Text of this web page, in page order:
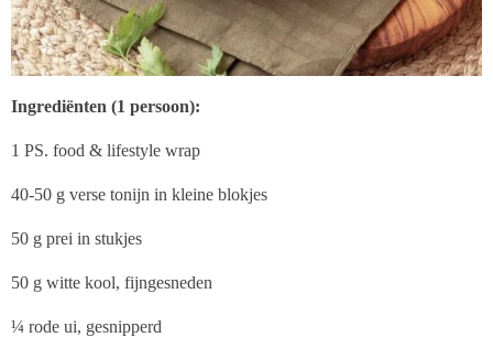
Ingrediënten (1 persoon):
1 PS. food & lifestyle wrap
40-50 g verse tonijn in kleine blokjes
50 g prei in stukjes
50 g witte kool, fijngesneden
¼ rode ui, gesnipperd